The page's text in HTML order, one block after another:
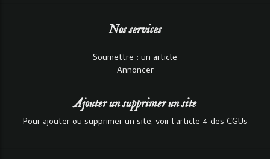
Nos services
Soumettre : un article
Annoncer
Ajouter un supprimer un site
Pour ajouter ou supprimer un site, voir l'article 4 des CGUs